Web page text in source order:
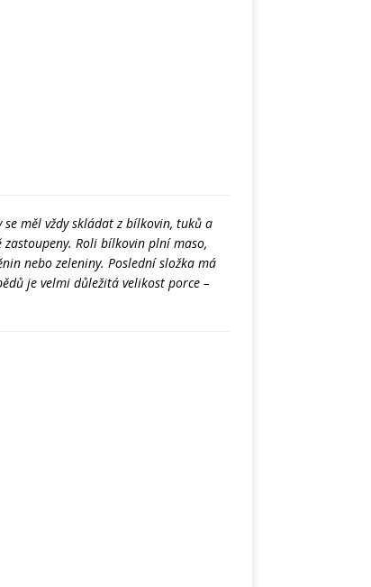
měl vždy skládat z bílkovin, tuků a
Roli bílkovin plní maso,
nebo zeleniny. Poslední složka má
je velmi důležitá velikost porce –